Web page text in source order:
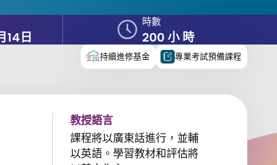
14日
時數
200 小 時
持續進修基金 專業考試預備課程
教授語言
課程將以廣東話進行，並輔
以英語。學習教材和評估將